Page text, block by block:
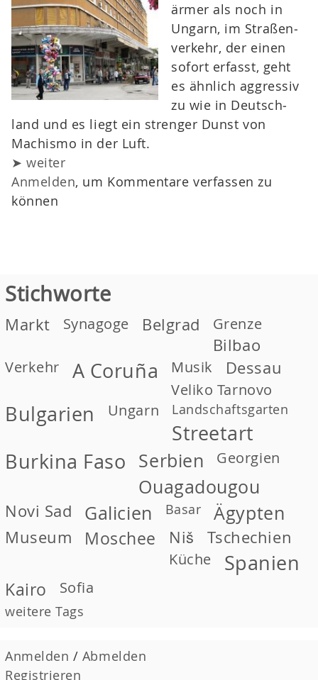
ärmer als noch in
Ungarn, im Straßen­
ver­kehr, der einen
sofort erfasst, geht
es ähnlich aggressiv
zu wie in Deutsch­
land und es liegt ein strenger Dunst von
Machismo in der Luft.
➤ weiter
Anmelden, um Kommentare verfassen zu
können
Stichworte
Markt Synagoge Belgrad Grenze
Bilbao
Verkehr A Coruña Musik Dessau
Veliko Tarnovo
Bulgarien Ungarn Landschaftsgarten
Streetart
Burkina Faso
Serbien Georgien
Ouagadougou
Novi Sad Galicien Basar Ägypten
Museum Moschee Niš Tschechien
Küche Spanien
Kairo Sofia
weitere Tags
Anmelden / Abmelden
Registrieren